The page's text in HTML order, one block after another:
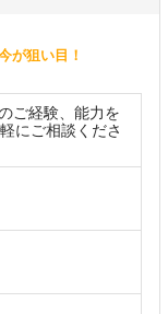
が狙い目！
ご経験、能力を
にご相談くださ